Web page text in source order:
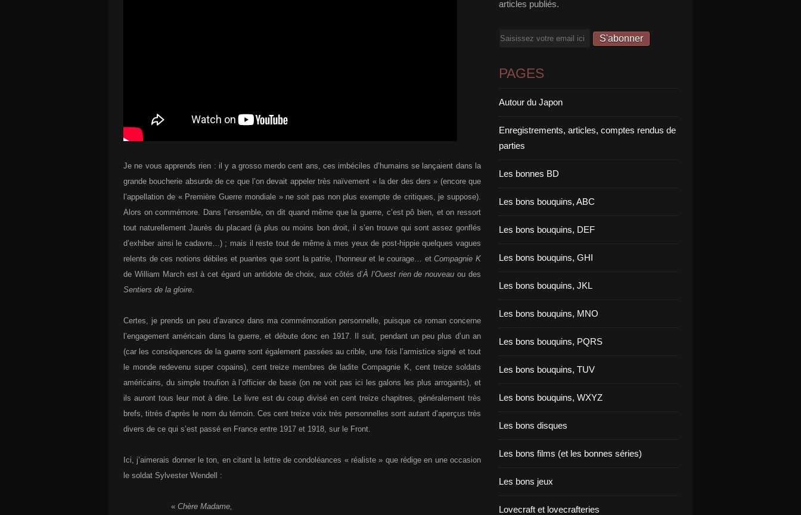
Je ne vous apprends rien : il y a grosso merdo cent ans, ces imbéciles d’humains se lançaient dans la
grande boucherie absurde de ce que l’on devait appeler très naïvement « la der des ders » (encore que
l’appellation de « Première Guerre mondiale » ne soit pas non plus exempte de critiques, je suppose).
Alors on commémore. Dans l’ensemble, on dit quand même que la guerre, c’est pô bien, et on ressort
tout naturellement Jaurès du placard (à plus ou moins bon droit, il s’en trouve qui sont assez gonflés
d’exhiber ainsi le cadavre…) ; mais il reste tout de même à mes yeux de post-hippie quelques vagues
relents de ces notions débiles et puantes que sont la patrie, l’honneur et le courage… etCompagnie K
de William March est à cet égard un antidote de choix, aux côtés d’À l’Ouest rien de nouveau ou des
Sentiers de la gloire.
Certes, je prends un peu d’avance dans ma commémoration personnelle, puisque ce roman concerne
l’engagement américain dans la guerre, et débute donc en 1917. Il suit, pendant un peu plus d’un an
(car les conséquences de la guerre sont également passées au crible, une fois l’armistice signé et tout
le monde redevenu super copains), cent treize membres de ladite Compagnie K, cent treize soldats
américains, du simple troufion à l’officier de base (on ne voit pas ici les galons les plus arrogants), et
ils auront tous leur mot à dire. Le livre est du coup divisé en cent treize chapitres, généralement très
brefs, titrés d’après le nom du témoin. Ces cent treize voix très personnelles sont autant d’aperçus très
divers de ce qui s’est passé en France entre 1917 et 1918, sur le Front.
Ici, j’aimerais donner le ton, en citant la lettre de condoléances « réaliste » que rédige en une occasion
le soldat Sylvester Wendell :
« Chère Madame,
articles publiés.
Email
PAGES
Autour du Japon
Enregistrements, articles, comptes rendus de
parties
Les bonnes BD
Les bons bouquins, ABC
Les bons bouquins, DEF
Les bons bouquins, GHI
Les bons bouquins, JKL
Les bons bouquins, MNO
Les bons bouquins, PQRS
Les bons bouquins, TUV
Les bons bouquins, WXYZ
Les bons disques
Les bons films (et les bonnes séries)
Les bons jeux
Lovecraft et lovecrafteries